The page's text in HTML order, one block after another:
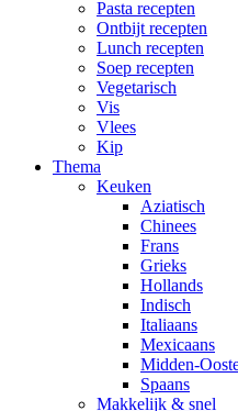
Pasta recepten
Ontbijt recepten
Lunch recepten
Soep recepten
Vegetarisch
Vis
Vlees
Kip
Thema
Keuken
Aziatisch
Chinees
Frans
Grieks
Hollands
Indisch
Italiaans
Mexicaans
Midden-
Spaans
Makkelijk & snel